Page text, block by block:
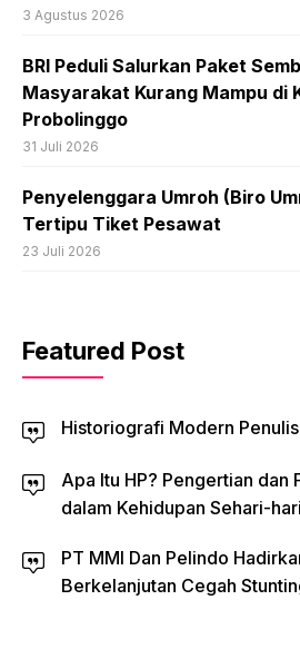
3 Agustus 2026
BRI Peduli Salurkan Paket
Masyarakat Kurang Mampu di
Probolinggo
31 Juli 2026
Penyelenggara Umroh (Biro
Tertipu Tiket Pesawat
23 Juli 2026
Featured Post
Historiografi Modern
Apa Itu HP? Pengertian dan
dalam Kehidupan Sehari-hari
PT MMI Dan Pelindo
Berkelanjutan Cegah